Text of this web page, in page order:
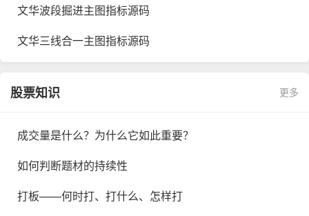
文华波段掘进主图指标源码
文华三线合一主图指标源码
股票知识 更多
成交量是什么？为什么它如此重要？
如何判断题材的持续性
打板——何时打、打什么、怎样打